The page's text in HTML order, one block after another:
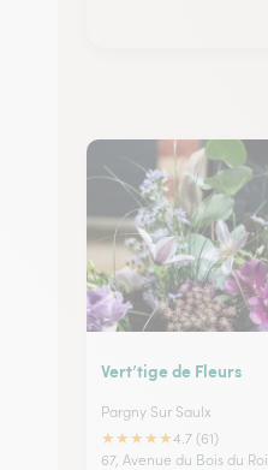
Vert’tige de Fleurs
Pargny Sur Saulx
★★★★★4.7 (61)
67, Avenue du Bois du Roi